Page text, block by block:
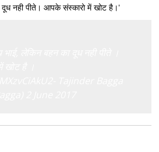
नही पीते। आपके संस्कारो में खोट है।'